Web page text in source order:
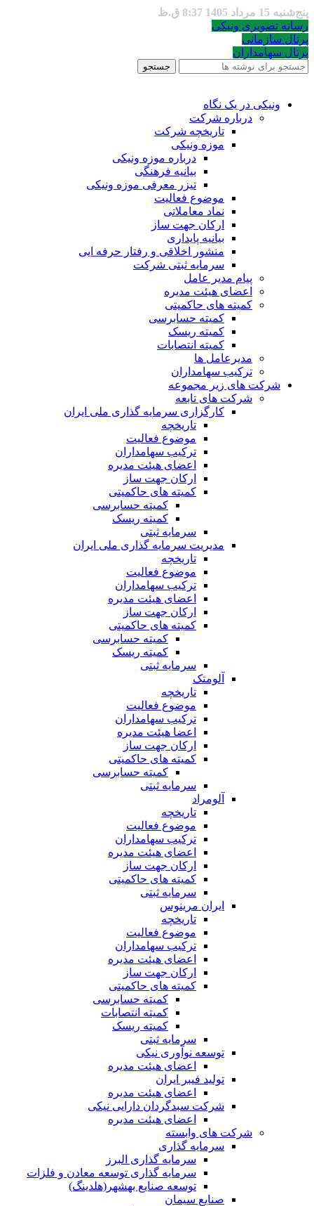
پنج‌شنبه 15 مرداد 1405 8:37 ق.ظ
رسانه تصویری ونیکی
پرتال سازمانی
پرتال سهامداران
جستجو
ونیکی در یک نگاه
درباره شرکت
تاریخچه شرکت
موزه ونیکی
درباره موزه ونیکی
بیانیه فرهنگی
تیزر معرفی موزه ونیکی
موضوع فعالیت
نماد معاملاتی
ارکان جهت ساز
بیانیه پایداری
منشور اخلاقی و رفتار حرفه ایی
سرمایه ثبتی شرکت
پیام مدیر عامل
اعضای هیئت مدیره
کمیته های حاکمیتی
کمیته حسابرسی
کمیته ریسک
کمیته انتصابات
مدیرعامل ها
ترکیب سهامداران
شرکت های زیر مجموعه
شرکت های تابعه
کارگزاری سرمایه گذاری ملی ایران
تاریخچه
موضوع فعالیت
ترکیب سهامداران
اعضای هیئت مدیره
ارکان جهت ساز
کمیته های حاکمیتی
کمیته حسابرسی
کمیته ریسک
سرمایه ثبتی
مدیریت سرمایه گذاری ملی ایران
تاریخچه
موضوع فعالیت
ترکیب سهامداران
اعضای هیئت مدیره
ارکان جهت ساز
کمیته های حاکمیتی
کمیته حسابرسی
کمیته ریسک
سرمایه ثبتی
آلومتک
تاریخچه
موضوع فعالیت
ترکیب سهامداران
اعضا هیئت مدیره
ارکان جهت ساز
کمیته های حاکمیتی
کمیته حسابرسی
سرمایه ثبتی
آلومراد
تاریخچه
موضوع فعالیت
ترکیب سهامداران
اعضای هیئت مدیره
ارکان جهت ساز
کمیته های حاکمیتی
سرمایه ثبتی
ایران مرینوس
تاریخچه
موضوع فعالیت
ترکیب سهامداران
اعضای هیئت مدیره
ارکان جهت ساز
کمیته های حاکمیتی
کمیته حسابرسی
کمیته انتصابات
کمیته ریسک
سرمایه ثبتی
توسعه نوآوری نیکی
اعضای هیئت مدیره
تولید فیبر ایران
اعضای هیئت مدیره
شرکت سبدگردان دارایی نیکی
اعضای هیئت مدیره
شرکت های وابسته
سرمایه گذاری
سرمایه گذاری البرز
سرمایه گذاری توسعه معادن و فلزات
توسعه‌ صنایع‌ بهشهر(هلدینگ)
صنایع سیمان